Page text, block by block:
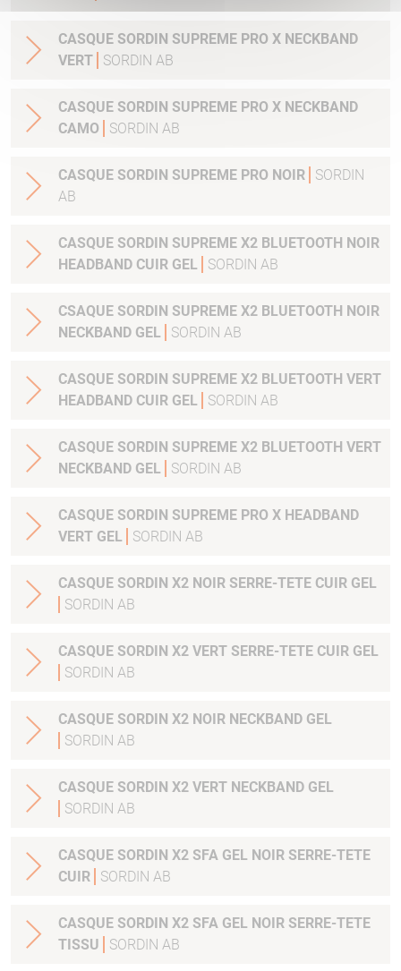
CASQUE SORDIN SUPREME PRO X NECKBAND
VERT
SORDIN AB
CASQUE SORDIN SUPREME PRO X NECKBAND
CAMO
SORDIN AB
CASQUE SORDIN SUPREME PRO NOIR
SORDIN
AB
CASQUE SORDIN SUPREME X2 BLUETOOTH NOIR
HEADBAND CUIR GEL
SORDIN AB
CSAQUE SORDIN SUPREME X2 BLUETOOTH NOIR
NECKBAND GEL
SORDIN AB
CASQUE SORDIN SUPREME X2 BLUETOOTH VERT
HEADBAND CUIR GEL
SORDIN AB
CASQUE SORDIN SUPREME X2 BLUETOOTH VERT
NECKBAND GEL
SORDIN AB
CASQUE SORDIN SUPREME PRO X HEADBAND
VERT GEL
SORDIN AB
CASQUE SORDIN X2 NOIR SERRE-TETE CUIR GEL
SORDIN AB
CASQUE SORDIN X2 VERT SERRE-TETE CUIR GEL
SORDIN AB
CASQUE SORDIN X2 NOIR NECKBAND GEL
SORDIN AB
CASQUE SORDIN X2 VERT NECKBAND GEL
SORDIN AB
CASQUE SORDIN X2 SFA GEL NOIR SERRE-TETE
CUIR
SORDIN AB
CASQUE SORDIN X2 SFA GEL NOIR SERRE-TETE
TISSU
SORDIN AB